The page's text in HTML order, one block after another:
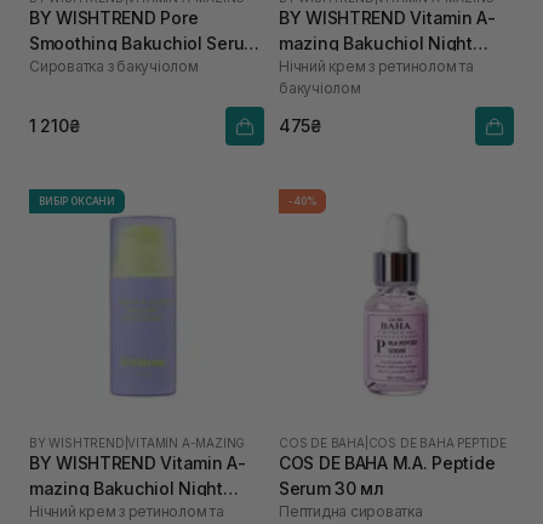
BY WISHTREND Pore
Smoothing Bakuchiol Serum
30 мл
Сироватка з бакучіолом
1 210₴
BY WISHTREND Vitamin A-
mazing Bakuchiol Night
Cream 10 мл
Нічний крем з ретинолом та
бакучіолом
475₴
ВИБІР ОКСАНИ
BY WISHTREND |VITAMIN A-MAZING
BY WISHTREND Vitamin A-
mazing Bakuchiol Night
Cream 30 мл
Нічний крем з ретинолом та
-40%
COS DE BAHA COS DE BAHA PEPTIDE
COS DE BAHA M.A. Peptide
Serum 30 мл
Пептидна сироватка